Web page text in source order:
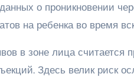
о проникновении
на ребенка во время
в зоне лица
Здесь велик риск